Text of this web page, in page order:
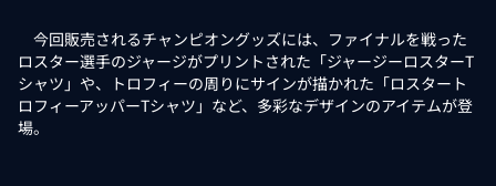
今回販売されるチャンピオングッズには、ファイナルを戦った
ロスター選手のジャージがプリントされた「ジャージーロスターT
シャツ」や、トロフィーの周りにサインが描かれた「ロスタート
ロフィーアッパーTシャツ」など、多彩なデザインのアイテムが登
場。